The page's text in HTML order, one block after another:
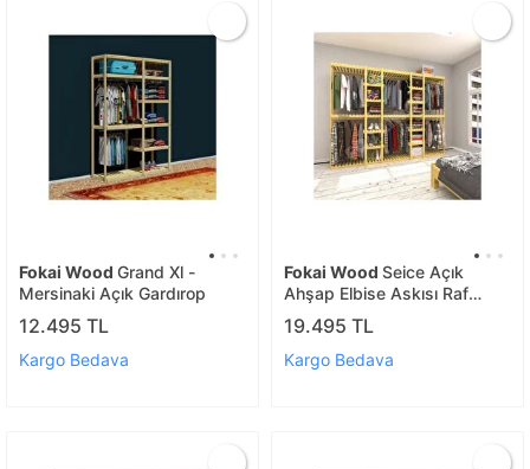
Fokai Wood Grand Xl -
Mersinaki Açık Gardırop
12.495 TL
Kargo Bedava
Fokai Wood Seice Açık
Ahşap Elbise Askısı Raf
Sistemi
19.495 TL
Kargo Bedava